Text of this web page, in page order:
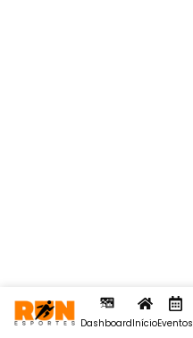
DashboardInícioEventos